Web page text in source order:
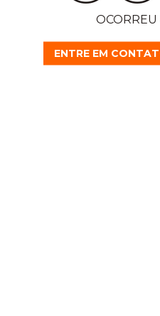
OCORREU
ENTRE EM